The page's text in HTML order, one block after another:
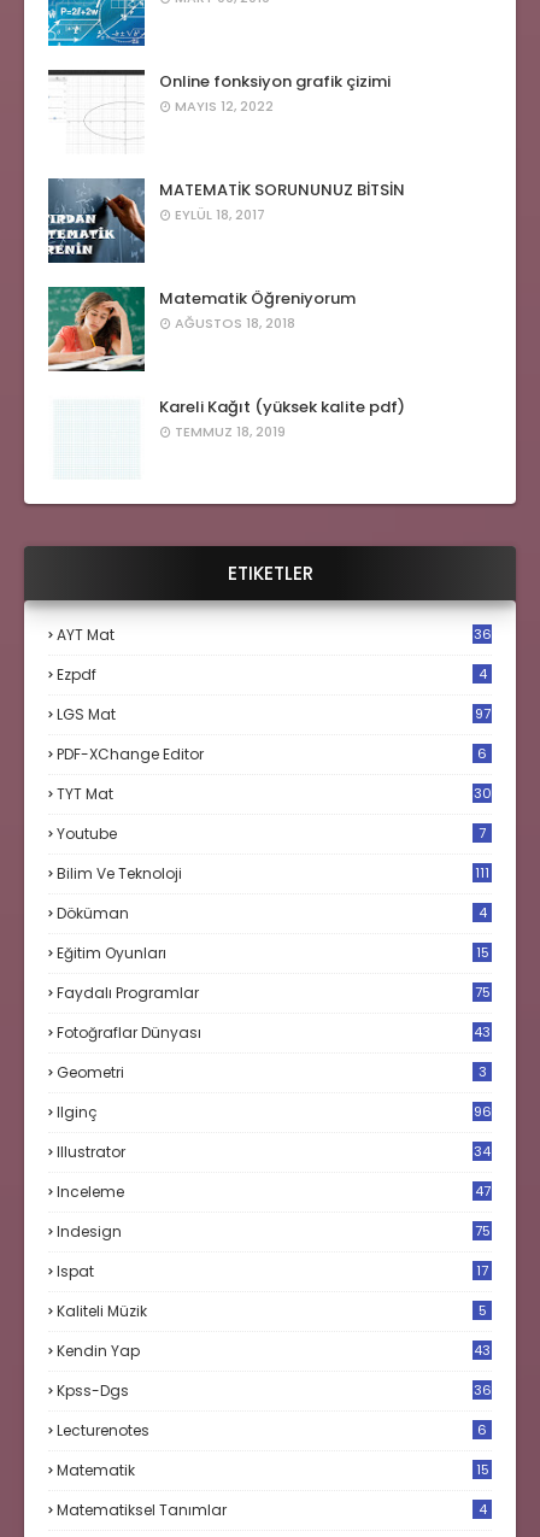
Online fonksiyon grafik çizimi
MAYIS 12, 2022
MATEMATİK SORUNUNUZ BİTSİN
EYLÜL 18, 2017
Matematik Öğreniyorum
AĞUSTOS 18, 2018
Kareli Kağıt (yüksek kalite pdf)
TEMMUZ 18, 2019
ETIKETLER
AYT Mat 36
Ezpdf 4
LGS Mat 97
PDF-XChange Editor 6
TYT Mat 30
Youtube 7
Bilim Ve Teknoloji 111
Döküman 4
Eğitim Oyunları 15
Faydalı Programlar 75
Fotoğraflar Dünyası 43
Geometri 3
Ilginç 96
Illustrator 34
Inceleme 47
Indesign 75
Ispat
17
Kaliteli Müzik 5
Kendin Yap 43
Kpss-Dgs 36
Lecturenotes 6
Matematik
15
Matematiksel Tanımlar 4